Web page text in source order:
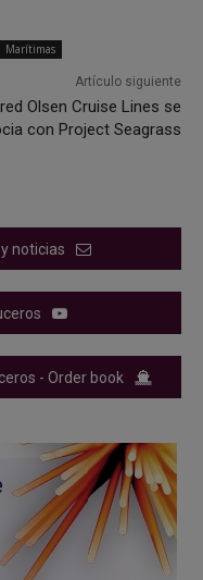
Marítimas
Artículo siguiente
Olsen Cruise Lines se
con Project Seagrass
noticias
- Order book